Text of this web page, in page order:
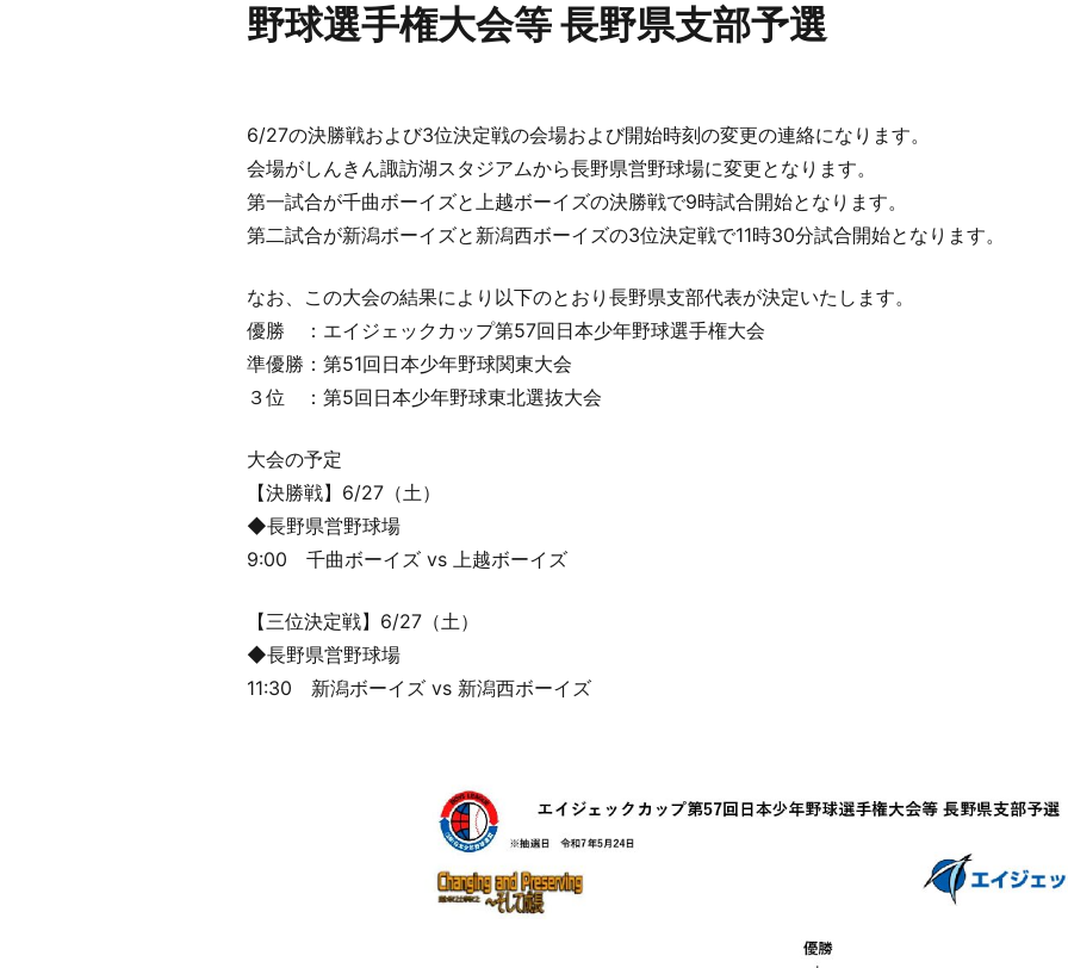
野球選手権大会等 長野県支部予選
6/27の決勝戦および3位決定戦の会場および開始時刻の変更の連絡になります。
会場がしんきん諏訪湖スタジアムから長野県営野球場に変更となります。
第一試合が千曲ボーイズと上越ボーイズの決勝戦で9時試合開始となります。
第二試合が新潟ボーイズと新潟西ボーイズの3位決定戦で11時30分試合開始となります。
なお、この大会の結果により以下のとおり長野県支部代表が決定いたします。
優勝 ：エイジェックカップ第57回日本少年野球選手権大会
準優勝：第51回日本少年野球関東大会
３位 ：第5回日本少年野球東北選抜大会
大会の予定
【決勝戦】6/27（土）
◆長野県営野球場
9:00 千曲ボーイズ vs 上越ボーイズ
【三位決定戦】6/27（土）
◆長野県営野球場
11:30 新潟ボーイズ vs 新潟西ボーイズ